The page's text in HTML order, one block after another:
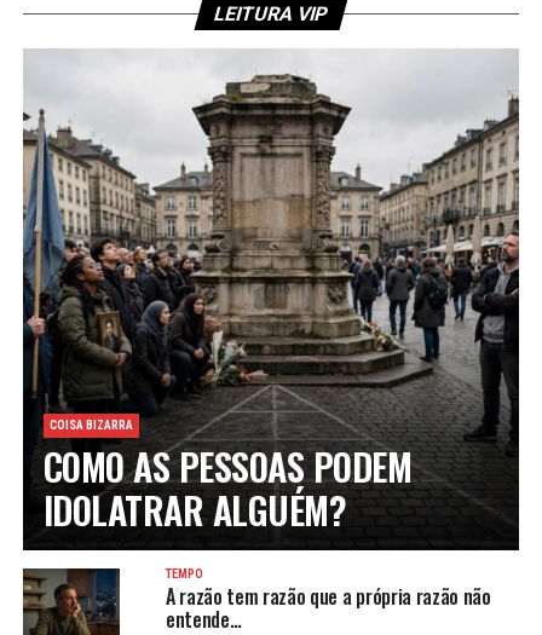
LEITURA VIP
COISA BIZARRA
COMO AS PESSOAS PODEM
IDOLATRAR ALGUÉM?
TEMPO
A razão tem razão que a própria razão não
entende…